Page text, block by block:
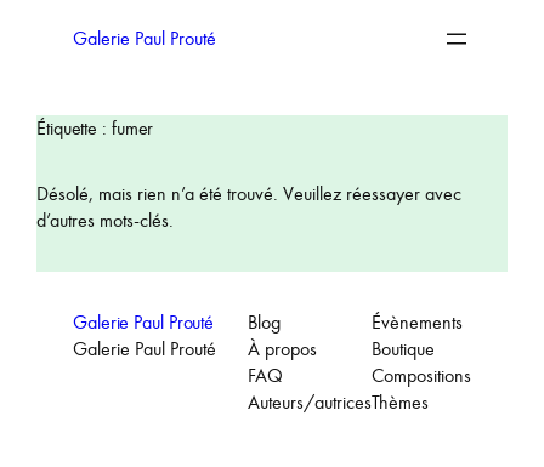
Galerie Paul Prouté
Étiquette : fumer
Désolé, mais rien n’a été trouvé. Veuillez réessayer avec
d’autres mots-clés.
Galerie Paul Prouté
Galerie Paul Prouté
Blog
À propos
FAQ
Auteurs/autrices
Évènements
Boutique
Compositions
Thèmes